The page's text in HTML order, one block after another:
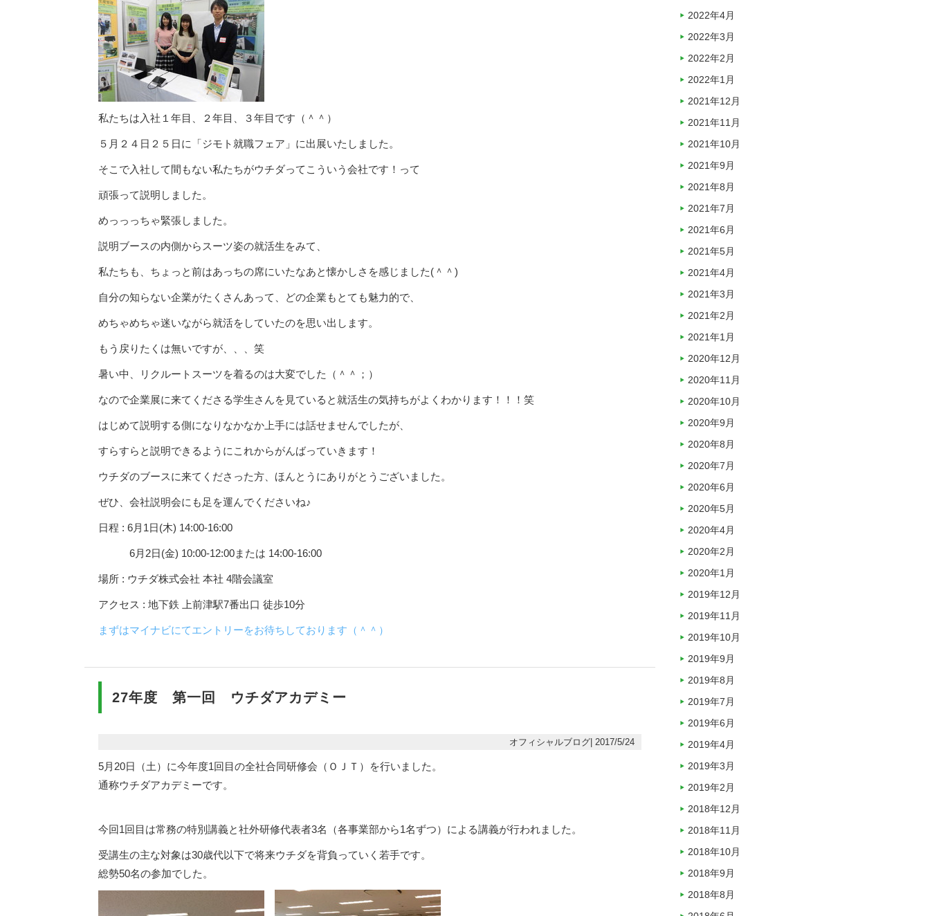
私たちは入社１年目、２年目、３年目です（＾＾）
５月２４日２５日に「ジモト就職フェア」に出展いたしました。
そこで入社して間もない私たちがウチダってこういう会社です！って
頑張って説明しました。
めっっっちゃ緊張しました。
説明ブースの内側からスーツ姿の就活生をみて、
私たちも、ちょっと前はあっちの席にいたなあと懐かしさを感じました(＾＾)
自分の知らない企業がたくさんあって、どの企業もとても魅力的で、
めちゃめちゃ迷いながら就活をしていたのを思い出します。
もう戻りたくは無いですが、、、笑
暑い中、リクルートスーツを着るのは大変でした（＾＾；）
なので企業展に来てくださる学生さんを見ていると就活生の気持ちがよくわかります！！！笑
はじめて説明する側になりなかなか上手には話せませんでしたが、
すらすらと説明できるようにこれからがんばっていきます！
ウチダのブースに来てくださった方、ほんとうにありがとうございました。
ぜひ、会社説明会にも足を運んでくださいね♪
日程 : 6月1日(木) 14:00-16:00
6月2日(金) 10:00-12:00または 14:00-16:00
場所 : ウチダ株式会社 本社 4階会議室
アクセス : 地下鉄 上前津駅7番出口 徒歩10分
まずはマイナビにてエントリーをお待ちしております（＾＾）
27年度 第一回 ウチダアカデミー
オフィシャルブログ| 2017/5/24
5月20日（土）に今年度1回目の全社合同研修会（ＯＪＴ）を行いました。
通称ウチダアカデミーです。
今回1回目は常務の特別講義と社外研修代表者3名（各事業部から1名ずつ）による講義が行われました。
受講生の主な対象は30歳代以下で将来ウチダを背負っていく若手です。
総勢50名の参加でした。
2022年4月
2022年3月
2022年2月
2022年1月
2021年12月
2021年11月
2021年10月
2021年9月
2021年8月
2021年7月
2021年6月
2021年5月
2021年4月
2021年3月
2021年2月
2021年1月
2020年12月
2020年11月
2020年10月
2020年9月
2020年8月
2020年7月
2020年6月
2020年5月
2020年4月
2020年2月
2020年1月
2019年12月
2019年11月
2019年10月
2019年9月
2019年8月
2019年7月
2019年6月
2019年4月
2019年3月
2019年2月
2018年12月
2018年11月
2018年10月
2018年9月
2018年8月